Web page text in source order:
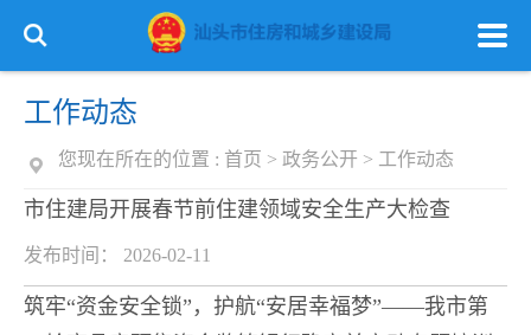
工作动态
您现在所在的位置 : 首页 > 政务公开 > 工作动态
市住建局开展春节前住建领域安全生产大检查
发布时间： 2026-02-11
筑牢“资金安全锁”，护航“安居幸福梦”——我市第